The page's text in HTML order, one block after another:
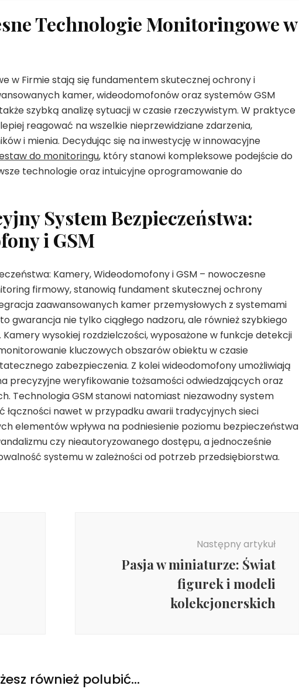
Technologie Monitoringowe w
w Firmie stają się fundamentem skutecznej ochrony i
kamer, wideodomofonów oraz systemów GSM
szybką analizę sytuacji w czasie rzeczywistym. W praktyce
reagować na wszelkie nieprzewidziane zdarzenia,
i mienia. Decydując się na inwestycję w innowacyjne
do monitoringu, który stanowi kompleksowe podejście do
technologie oraz intuicyjne oprogramowanie do
System Bezpieczeństwa:
i GSM
Kamery, Wideodomofony i GSM – nowoczesne
firmowy, stanowią fundament skutecznej ochrony
zaawansowanych kamer przemysłowych z systemami
gwarancja nie tylko ciągłego nadzoru, ale również szybkiego
wysokiej rozdzielczości, wyposażone w funkcje detekcji
kluczowych obszarów obiektu w czasie
zabezpieczenia. Z kolei wideodomofony umożliwiają
precyzyjne weryfikowanie tożsamości odwiedzających oraz
Technologia GSM stanowi natomiast niezawodny system
łączności nawet w przypadku awarii tradycyjnych sieci
elementów wpływa na podniesienie poziomu bezpieczeństwa
czy nieautoryzowanego dostępu, a jednocześnie
systemu w zależności od potrzeb przedsiębiorstwa.
Następny artykuł
Pasja w miniaturze: Świat
figurek i modeli
kolekcjonerskich
również polubić…